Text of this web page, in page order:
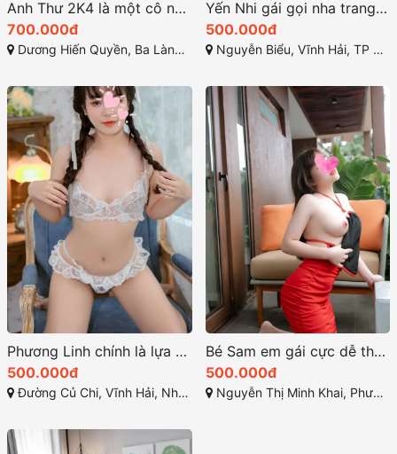
Anh Thư 2K4 là một cô nàng cực kỳ xinh đẹp và đáng yêu
700.000đ
Dương Hiến Quyền, Ba Làng, Vĩnh Hòa, Nha Trang, Khánh Hòa
Yến Nhi gái gọi nha trang có nụ cười tỏa nắng và ánh mắt quyến rũ
500.000đ
Nguyễn Biểu, Vĩnh Hải, TP Nha Trang, Khánh Hòa
Phương Linh chính là lựa chọn hoàn hảo cho cuộc chơi
500.000đ
Đường Củ Chi, Vĩnh Hải, Nha Trang, Khánh Hòa
Bé Sam em gái cực dễ thương và đáng yêu nhé
500.000đ
Nguyễn Thị Minh Khai, Phước Hòa, Nha Trang, Khánh Hòa